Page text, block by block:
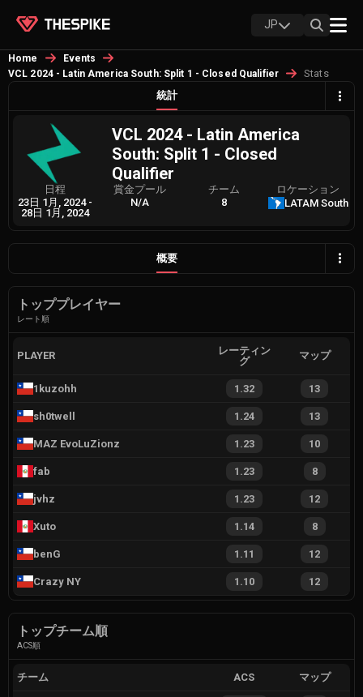
JP
Home
Events
VCL 2024 - Latin America South: Split 1 - Closed Qualifier
Stats
統計
VCL 2024 - Latin America
South: Split 1 - Closed
Qualifier
日程
23日 1月, 2024 -
28日 1月, 2024
賞金プール
N/A
チーム
8
ロケーション
LATAM South
概要
トッププレイヤー
レート順
PLAYER
レーティン
グ
マップ
1kuzohh 1.32 13
sh0twell 1.24 13
MAZ EvoLuZionz 1.23 10
fab 1.23 8
jvhz 1.23 12
Xuto 1.14 8
benG 1.11 12
Crazy NY 1.10 12
トップチーム順
ACS順
チーム ACS マップ